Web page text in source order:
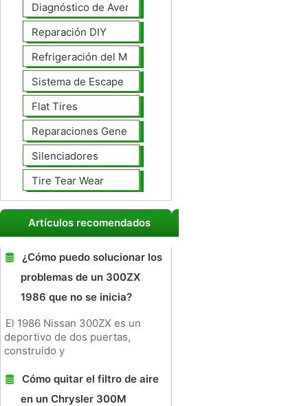
Diagnóstico de Averías
Reparación DIY
Refrigeración del Motor
Sistema de Escape
Flat Tires
Reparaciones Generales
Silenciadores
Tire Tear Wear
Artículos recomendados
¿Cómo puedo solucionar los
problemas de un 300ZX
1986 que no se inicia?
El 1986 Nissan 300ZX es un
deportivo de dos puertas,
construido y
Cómo quitar el filtro de aire
en un Chrysler 300M